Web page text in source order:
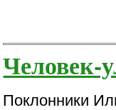
Человек-
Поклонники